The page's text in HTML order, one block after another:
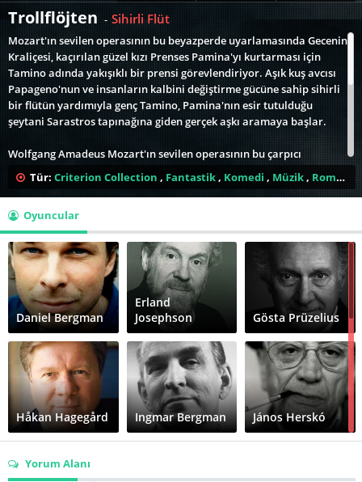
Trollflöjten - Sihirli Flüt
Mozart'ın sevilen operasının bu beyazperde uyarlamasında Gecenin
Kraliçesi, kaçırılan güzel kızı Prenses Pamina'yı kurtarması için
Tamino adında yakışıklı bir prensi görevlendiriyor. Aşık kuş avcısı
Papageno'nun ve insanların kalbini değiştirme gücüne sahip sihirli
bir flütün yardımıyla genç Tamino, Pamina'nın esir tutulduğu
şeytani Sarastros tapınağına giden gerçek aşkı aramaya başlar.
Wolfgang Amadeus Mozart'ın sevilen operasının bu çarpıcı
beyazperde versiyonu, Ingmar Bergman'ın derin müzik bilgisini ve
bunu sinemasal olarak ifade etme yeteneğini gözler önüne seriyor.
Aralarında Josef Köstlinger, Ulrik Cold, Håkan Hagegård ve Birgit
Nordin'in de bulunduğu Avrupa'nın en iyi solistlerinden bazılarına
rol veren yönetmen, İsveç'in Drottningholm Sarayı'nın barok
tiyatrosunu sevgiyle yeniden yaratarak, güzel bir prensesi
kötülüğün pençesinden kurtarmak için göreve gönderilen prens
Tamino ve neşeli yardımcısı Papageno'nun hikayesini sahneledi.
Tiyatronun yapaylığına ve gösterişine derin bir takdir sergileyen bir
sevgi ve bağışlama kutlaması olan Sihirli Flüt, şimdiye kadar
yapılmış en seçkin opera filmleri arasında yer alıyor.
Tür: Criterion Collection , Fantastik, Komedi , Müzik, Romantik
Oyuncular
Daniel Bergman
Erland
Josephson
Gösta Prüzelius
Håkan Hagegård Ingmar Bergman János Herskó
Yorum Alanı